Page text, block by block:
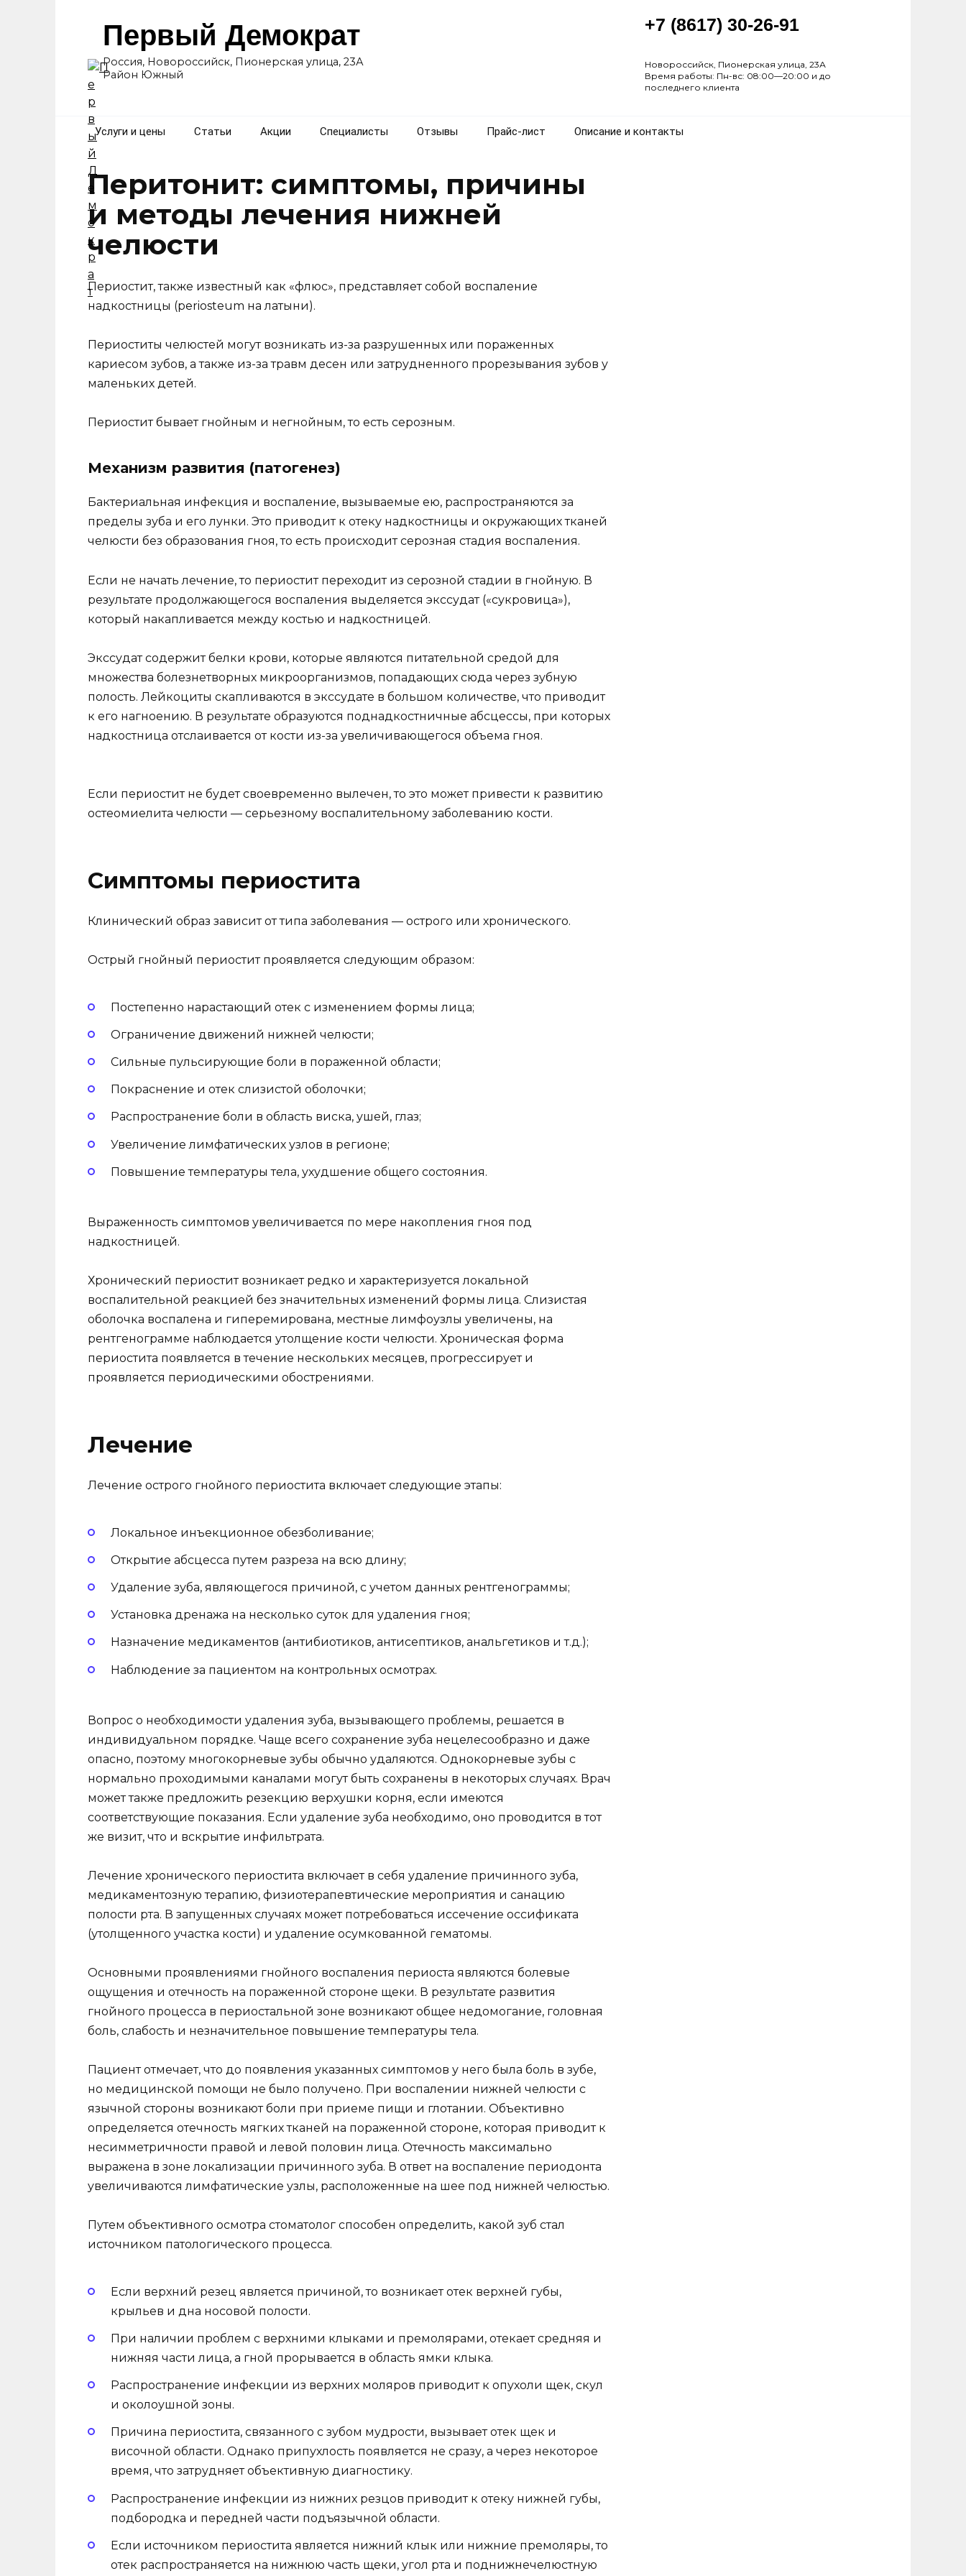
Первый Демократ
Россия, Новороссийск, Пионерская улица, 23А
Район Южный
+7 (8617) 30-26-91
Новороссийск, Пионерская улица, 23А
Время работы: Пн-вс: 08:00—20:00 и до
последнего клиента
Услуги и цены Статьи Акции Специалисты Отзывы Прайс-лист Описание и контакты
Перитонит: симптомы, причины
и методы лечения нижней
челюсти
Периостит, также известный как «флюс», представляет собой воспаление
надкостницы (periosteum на латыни).
Периоститы челюстей могут возникать из-за разрушенных или пораженных
кариесом зубов, а также из-за травм десен или затрудненного прорезывания зубов у
маленьких детей.
Периостит бывает гнойным и негнойным, то есть серозным.
Механизм развития (патогенез)
Бактериальная инфекция и воспаление, вызываемые ею, распространяются за
пределы зуба и его лунки. Это приводит к отеку надкостницы и окружающих тканей
челюсти без образования гноя, то есть происходит серозная стадия воспаления.
Если не начать лечение, то периостит переходит из серозной стадии в гнойную. В
результате продолжающегося воспаления выделяется экссудат («сукровица»),
который накапливается между костью и надкостницей.
Экссудат содержит белки крови, которые являются питательной средой для
множества болезнетворных микроорганизмов, попадающих сюда через зубную
полость. Лейкоциты скапливаются в экссудате в большом количестве, что приводит
к его нагноению. В результате образуются поднадкостничные абсцессы, при которых
надкостница отслаивается от кости из-за увеличивающегося объема гноя.
Если периостит не будет своевременно вылечен, то это может привести к развитию
остеомиелита челюсти — серьезному воспалительному заболеванию кости.
Симптомы периостита
Клинический образ зависит от типа заболевания — острого или хронического.
Острый гнойный периостит проявляется следующим образом:
Постепенно нарастающий отек с изменением формы лица;
Ограничение движений нижней челюсти;
Сильные пульсирующие боли в пораженной области;
Покраснение и отек слизистой оболочки;
Распространение боли в область виска, ушей, глаз;
Увеличение лимфатических узлов в регионе;
Повышение температуры тела, ухудшение общего состояния.
Выраженность симптомов увеличивается по мере накопления гноя под
надкостницей.
Хронический периостит возникает редко и характеризуется локальной
воспалительной реакцией без значительных изменений формы лица. Слизистая
оболочка воспалена и гиперемирована, местные лимфоузлы увеличены, на
рентгенограмме наблюдается утолщение кости челюсти. Хроническая форма
периостита появляется в течение нескольких месяцев, прогрессирует и
проявляется периодическими обострениями.
Лечение
Лечение острого гнойного периостита включает следующие этапы:
Локальное инъекционное обезболивание;
Открытие абсцесса путем разреза на всю длину;
Удаление зуба, являющегося причиной, с учетом данных рентгенограммы;
Установка дренажа на несколько суток для удаления гноя;
Назначение медикаментов (антибиотиков, антисептиков, анальгетиков и т.д.);
Наблюдение за пациентом на контрольных осмотрах.
Вопрос о необходимости удаления зуба, вызывающего проблемы, решается в
индивидуальном порядке. Чаще всего сохранение зуба нецелесообразно и даже
опасно, поэтому многокорневые зубы обычно удаляются. Однокорневые зубы с
нормально проходимыми каналами могут быть сохранены в некоторых случаях. Врач
может также предложить резекцию верхушки корня, если имеются
соответствующие показания. Если удаление зуба необходимо, оно проводится в тот
же визит, что и вскрытие инфильтрата.
Лечение хронического периостита включает в себя удаление причинного зуба,
медикаментозную терапию, физиотерапевтические мероприятия и санацию
полости рта. В запущенных случаях может потребоваться иссечение оссификата
(утолщенного участка кости) и удаление осумкованной гематомы.
Основными проявлениями гнойного воспаления периоста являются болевые
ощущения и отечность на пораженной стороне щеки. В результате развития
гнойного процесса в периостальной зоне возникают общее недомогание, головная
боль, слабость и незначительное повышение температуры тела.
Пациент отмечает, что до появления указанных симптомов у него была боль в зубе,
но медицинской помощи не было получено. При воспалении нижней челюсти с
язычной стороны возникают боли при приеме пищи и глотании. Объективно
определяется отечность мягких тканей на пораженной стороне, которая приводит к
несимметричности правой и левой половин лица. Отечность максимально
выражена в зоне локализации причинного зуба. В ответ на воспаление периодонта
увеличиваются лимфатические узлы, расположенные на шее под нижней челюстью.
Путем объективного осмотра стоматолог способен определить, какой зуб стал
источником патологического процесса.
Если верхний резец является причиной, то возникает отек верхней губы,
крыльев и дна носовой полости.
При наличии проблем с верхними клыками и премолярами, отекает средняя и
нижняя части лица, а гной прорывается в область ямки клыка.
Распространение инфекции из верхних моляров приводит к опухоли щек, скул
и околоушной зоны.
Причина периостита, связанного с зубом мудрости, вызывает отек щек и
височной области. Однако припухлость появляется не сразу, а через некоторое
время, что затрудняет объективную диагностику.
Распространение инфекции из нижних резцов приводит к отеку нижней губы,
подбородка и передней части подъязычной области.
Если источником периостита является нижний клык или нижние премоляры, то
отек распространяется на нижнюю часть щеки, угол рта и поднижнечелюстную